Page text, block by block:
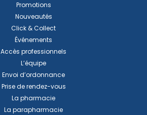
Promotions
Nouveautés
Click & Collect
Événements
Accès professionnels
L’équipe
Envoi d’ordonnance
Prise de rendez-vous
La pharmacie
La parapharmacie